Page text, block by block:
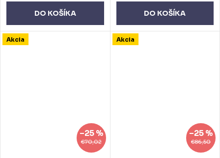
DO KOŠÍKA DO KOŠÍKA
Akcia
€70,02
–25 %
Akcia
€86,50
–25 %